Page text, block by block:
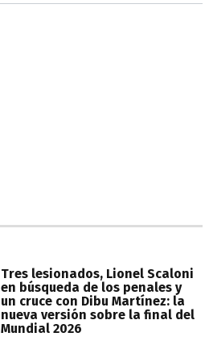
Tres lesionados, Lionel Scaloni
en búsqueda de los penales y
un cruce con Dibu Martínez: la
nueva versión sobre la final del
Mundial 2026